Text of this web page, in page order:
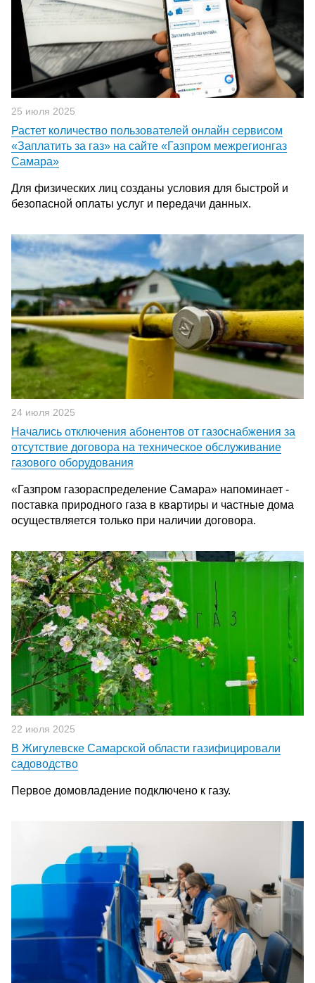
25 июля 2025
Растет количество пользователей онлайн сервисом
«Заплатить за газ» на сайте «Газпром межрегионгаз
Самара»
Для физических лиц созданы условия для быстрой и
безопасной оплаты услуг и передачи данных.
24 июля 2025
Начались отключения абонентов от газоснабжения за
отсутствие договора на техническое обслуживание
газового оборудования
«Газпром газораспределение Самара» напоминает -
поставка природного газа в квартиры и частные дома
осуществляется только при наличии договора.
22 июля 2025
В Жигулевске Самарской области газифицировали
садоводство
Первое домовладение подключено к газу.